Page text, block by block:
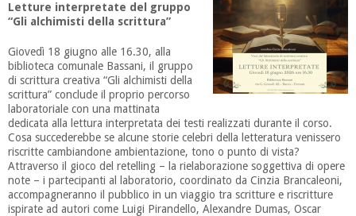
Letture interpretate del gruppo
“Gli alchimisti della scrittura”
Giovedì 18 giugno alle 16.30, alla
biblioteca comunale Bassani, il gruppo
di scrittura creativa “Gli alchimisti della
scrittura” conclude il proprio percorso
laboratoriale con una mattinata
dedicata alla lettura interpretata dei testi realizzati durante il corso.
Cosa succederebbe se alcune storie celebri della letteratura venissero
riscritte cambiandone ambientazione, tono o punto di vista?
Attraverso il gioco del retelling – la rielaborazione soggettiva di opere
note – i partecipanti al laboratorio, coordinato da Cinzia Brancaleoni,
accompagneranno il pubblico in un viaggio tra scritture e riscritture
ispirate ad autori come Luigi Pirandello, Alexandre Dumas, Oscar